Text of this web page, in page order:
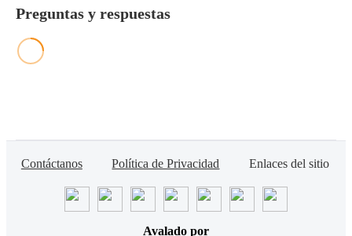
Preguntas y respuestas
Contáctanos Política de Privacidad Enlaces del sitio
Avalado por